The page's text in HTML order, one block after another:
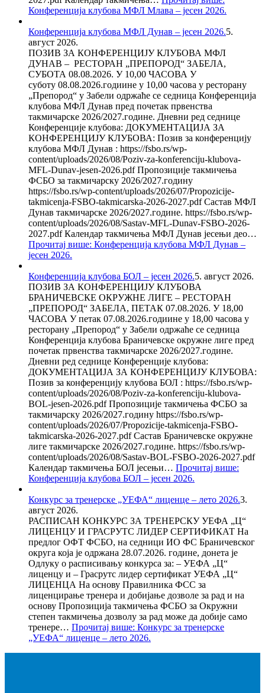
Конференција клубова МФЛ Млава – јесен 2026.
Конференција клубова МФЛ Дунав – јесен 2026.5.
август 2026.
ПОЗИВ ЗА КОНФЕРЕНЦИЈУ КЛУБОВА МФЛ
ДУНАВ – РЕСТОРАН „ПРЕПОРОД“ ЗАБЕЛА,
СУБОТА 08.08.2026. У 10,00 ЧАСОВА У
суботу 08.08.2026.годиине у 10,00 часова у ресторану
„Препород“ у Забели одржаће се седница Конференција
клубова МФЛ Дунав пред почетак првенства
такмичарске 2026/2027.године. Дневни ред седнице
Конференције клубова: ДОКУМЕНТАЦИЈА ЗА
КОНФЕРЕНЦИЈУ КЛУБОВА: Позив за конференцију
клубова МФЛ Дунав : https://fsbo.rs/wp-
content/uploads/2026/08/Poziv-za-konferenciju-klubova-
MFL-Dunav-jesen-2026.pdf Пропозиције такмичења
ФСБО за такмичарску 2026/2027.годину
https://fsbo.rs/wp-content/uploads/2026/07/Propozicije-
takmicenja-FSBO-takmicarska-2026-2027.pdf Састав МФЛ
Дунав такмичарске 2026/2027.године. https://fsbo.rs/wp-
content/uploads/2026/08/Sastav-MFL-Dunav-FSBO-2026-
2027.pdf Календар такмичења МФЛ Дунав јесењи део…
Прочитај више: Конференција клубова МФЛ Дунав –
јесен 2026.
Конференција клубова БОЛ – јесен 2026.5. август 2026.
ПОЗИВ ЗА КОНФЕРЕНЦИЈУ КЛУБОВА
БРАНИЧЕВСКЕ ОКРУЖНЕ ЛИГЕ – РЕСТОРАН
„ПРЕПОРОД“ ЗАБЕЛА, ПЕТАК 07.08.2026. У 18,00
ЧАСОВА У петак 07.08.2026.годиине у 18,00 часова у
ресторану „Препород“ у Забели одржаће се седница
Конференција клубова Браничевске окружне лиге пред
почетак првенства такмичарске 2026/2027.године.
Дневни ред седнице Конференције клубова:
ДОКУМЕНТАЦИЈА ЗА КОНФЕРЕНЦИЈУ КЛУБОВА:
Позив за конференцију клубова БОЛ : https://fsbo.rs/wp-
content/uploads/2026/08/Poziv-za-konferenciju-klubova-
BOL-jesen-2026.pdf Пропозиције такмичења ФСБО за
такмичарску 2026/2027.годину https://fsbo.rs/wp-
content/uploads/2026/07/Propozicije-takmicenja-FSBO-
takmicarska-2026-2027.pdf Састав Браничевске окружне
лиге такмичарске 2026/2027.године. https://fsbo.rs/wp-
content/uploads/2026/08/Sastav-BOL-FSBO-2026-2027.pdf
Календар такмичења БОЛ јесењи… Прочитај више:
Конференција клубова БОЛ – јесен 2026.
Конкурс за тренерске „УЕФА“ лиценце – лето 2026.3.
август 2026.
РАСПИСАН КОНКУРС ЗА ТРЕНЕРСКУ УЕФА „Ц“
ЛИЦЕНЦУ И ГРАСРУТС ЛИДЕР СЕРТИФИКАТ На
предлог ОФТ ФСБО, на седници ИО ФС Браничевског
округа која је одржана 28.07.2026. године, донета је
Одлуку о расписивању конкурса за: – УЕФА „Ц“
лиценцу и – Грасрутс лидер сертификат УЕФА „Ц“
ЛИЦЕНЦА На основу Правилника ФСС за
лиценцирање тренера и добијање дозволе за рад и на
основу Пропозиција такмичења ФСБО за Окружни
степен такмичења дозволу за рад може да добије само
тренере… Прочитај више: Конкурс за тренерске
„УЕФА“ лиценце – лето 2026.